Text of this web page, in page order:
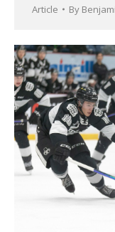
Article By